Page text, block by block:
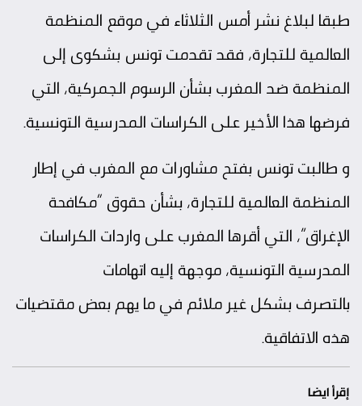
طبقا لبلاغ نشر أمس الثلاثاء في موقع المنظمة
العالمية للتجارة، فقد تقدمت تونس بشكوى إلى
المنظمة ضد المغرب بشأن الرسوم الجمركية، التي
فرضها هذا الأخير على الكراسات المدرسية التونسية.
و طالبت تونس بفتح مشاورات مع المغرب في إطار
المنظمة العالمية للتجارة، بشأن حقوق “مكافحة
الإغراق”، التي أقرها المغرب على واردات الكراسات
المدرسية التونسية، موجهة إليه اتهامات
بالتصرف بشكل غير ملائم في ما يهم بعض مقتضيات
هذه الاتفاقية.
إقرأ ايضا